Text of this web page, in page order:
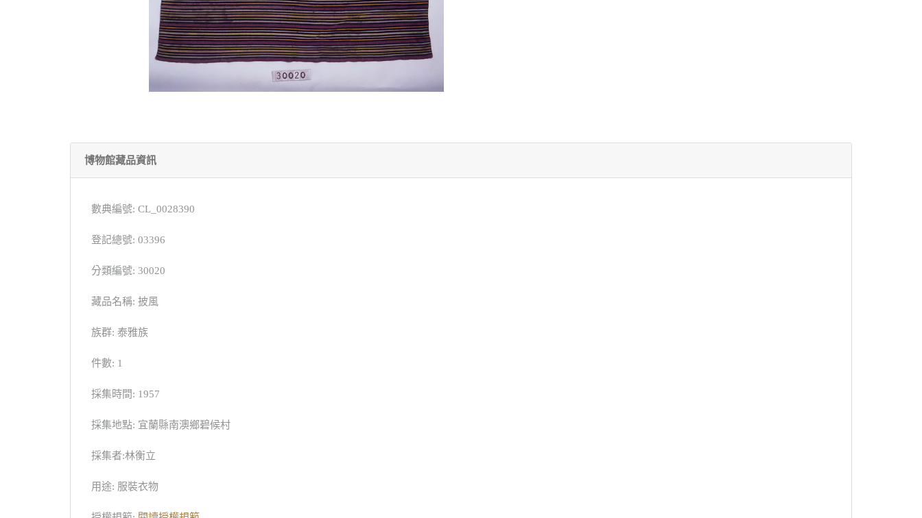
博物館藏品資訊
數典編號: CL_0028390
登記總號: 03396
分類編號: 30020
藏品名稱: 披風
族群: 泰雅族
件數: 1
採集時間: 1957
採集地點: 宜蘭縣南澳鄉碧候村
採集者:林衡立
用途: 服裝衣物